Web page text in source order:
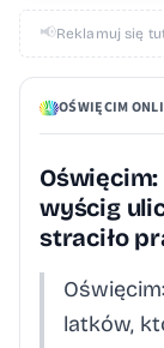
📢Reklamuj się
OŚWIĘCIM
wyścig
straciło
latków,